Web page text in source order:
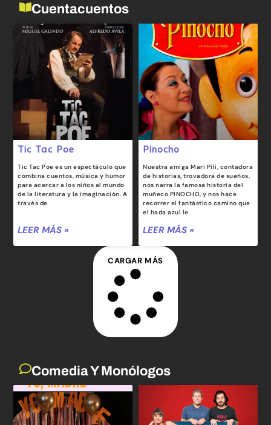
Cuentacuentos
Tic Tac Poe
Tic Tac Poe es un espectáculo que
combina cuentos, música y humor
para acercar a los niños al mundo
de la literatura y la imaginación. A
través de
LEER MÁS »
Pinocho
Nuestra amiga Mari Pili, contadora
de historias, trovadora de sueños,
nos narra la famosa historia del
muñeco PINOCHO, y nos hace
recorrer el fantástico camino que
el hada azul le
LEER MÁS »
CARGAR MÁS
Comedia Y Monólogos